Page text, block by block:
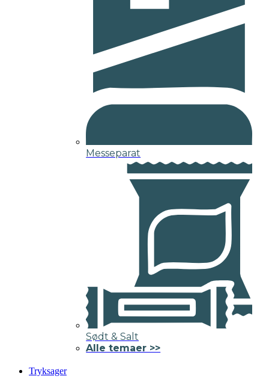
Messeparat
Sødt & Salt
Alle temaer >>
Tryksager